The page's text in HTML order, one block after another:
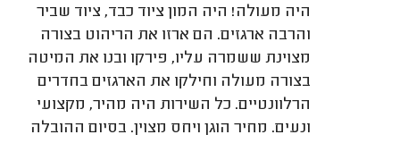
היה מעולה! היה המון ציוד כבד, ציוד שביר
והרבה ארגזים. הם ארזו את הריהוט בצורה
מצוינת ששמרה עליו, פירקו ובנו את המיטה
בצורה מעולה וחילקו את הארגזים בחדרים
הרלוונטיים. כל השירות היה מהיר, מקצועי
ונעים. מחיר הוגן ויחס מצוין. בסיום ההובלה